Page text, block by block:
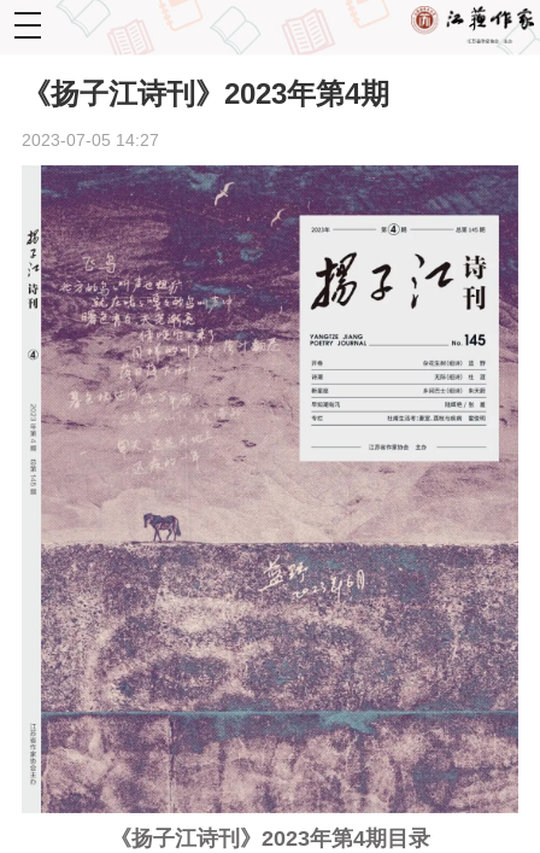
toggle
navigation
《扬子江诗刊》2023年第4期
2023-07-05 14:27
《扬子江诗刊》2023年第4期目录